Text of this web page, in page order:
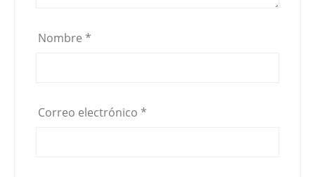
Nombre *
Correo electrónico *